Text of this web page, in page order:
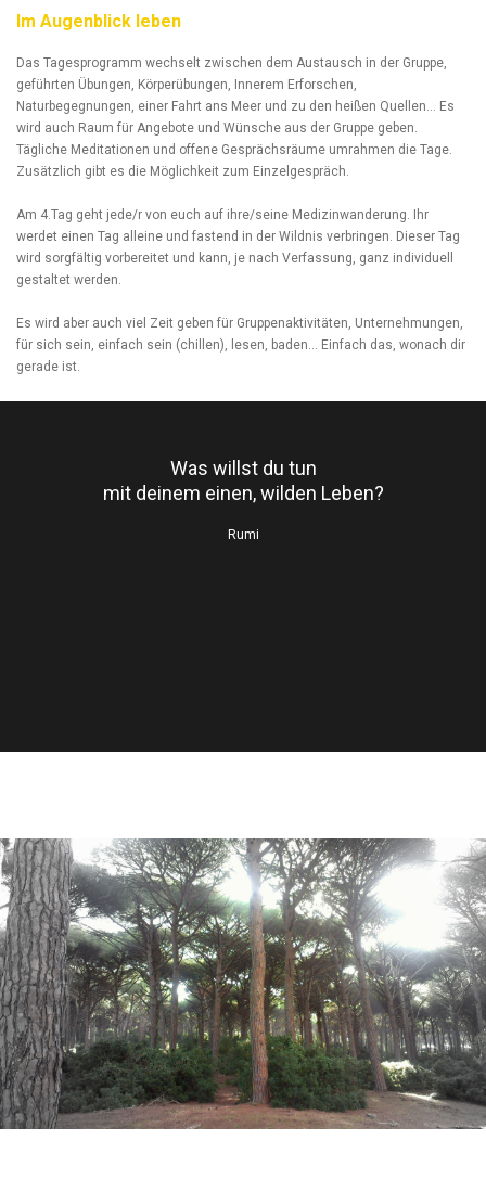
Im Augenblick leben
Das Tagesprogramm wechselt zwischen dem Austausch in der Gruppe,
geführten Übungen, Körperübungen, Innerem Erforschen,
Naturbegegnungen, einer Fahrt ans Meer und zu den heißen Quellen… Es
wird auch Raum für Angebote und Wünsche aus der Gruppe geben.
Tägliche Meditationen und offene Gesprächsräume umrahmen die Tage.
Zusätzlich gibt es die Möglichkeit zum Einzelgespräch.
Am 4.Tag geht jede/r von euch auf ihre/seine Medizinwanderung. Ihr
werdet einen Tag alleine und fastend in der Wildnis verbringen. Dieser Tag
wird sorgfältig vorbereitet und kann, je nach Verfassung, ganz individuell
gestaltet werden.
Es wird aber auch viel Zeit geben für Gruppenaktivitäten, Unternehmungen,
für sich sein, einfach sein (chillen), lesen, baden… Einfach das, wonach dir
gerade ist.
Was willst du tun
mit deinem einen, wilden Leben?